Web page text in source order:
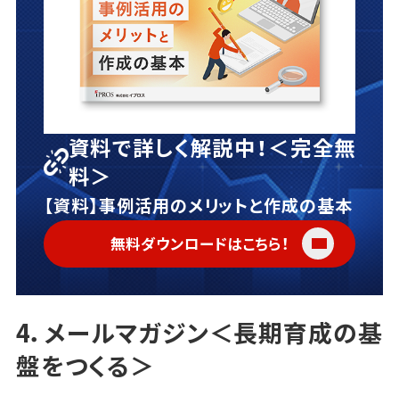
資料で詳しく解説中！＜完全無
料＞
【資料】事例活用のメリットと作成の基本
無料ダウンロードはこちら！
4．メールマガジン＜長期育成の基
盤をつくる＞